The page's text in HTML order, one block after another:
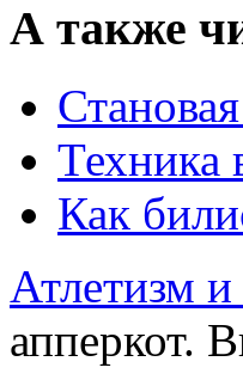
А также
Техника
Как
Атлетизм
апперкот.